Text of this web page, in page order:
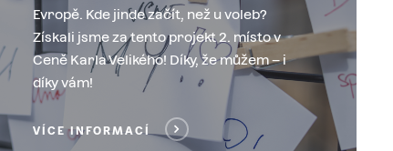
Evropě. Kde jinde začít, než u voleb?
Získali jsme za tento projekt 2. místo v
Ceně Karla Velikého! Díky, že můžem – i
díky vám!
VÍCE INFORMACÍ